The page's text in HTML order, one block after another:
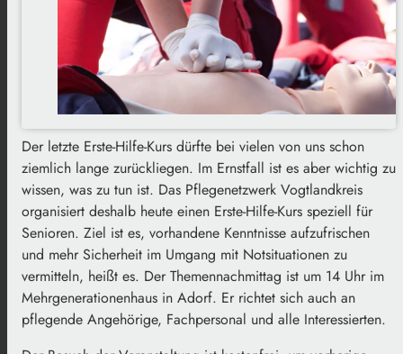
Der letzte Erste-Hilfe-Kurs dürfte bei vielen von uns schon
ziemlich lange zurückliegen. Im Ernstfall ist es aber wichtig zu
wissen, was zu tun ist. Das Pflegenetzwerk Vogtlandkreis
organisiert deshalb heute einen Erste-Hilfe-Kurs speziell für
Senioren. Ziel ist es, vorhandene Kenntnisse aufzufrischen
und mehr Sicherheit im Umgang mit Notsituationen zu
vermitteln, heißt es. Der Themennachmittag ist um 14 Uhr im
Mehrgenerationenhaus in Adorf. Er richtet sich auch an
pflegende Angehörige, Fachpersonal und alle Interessierten.